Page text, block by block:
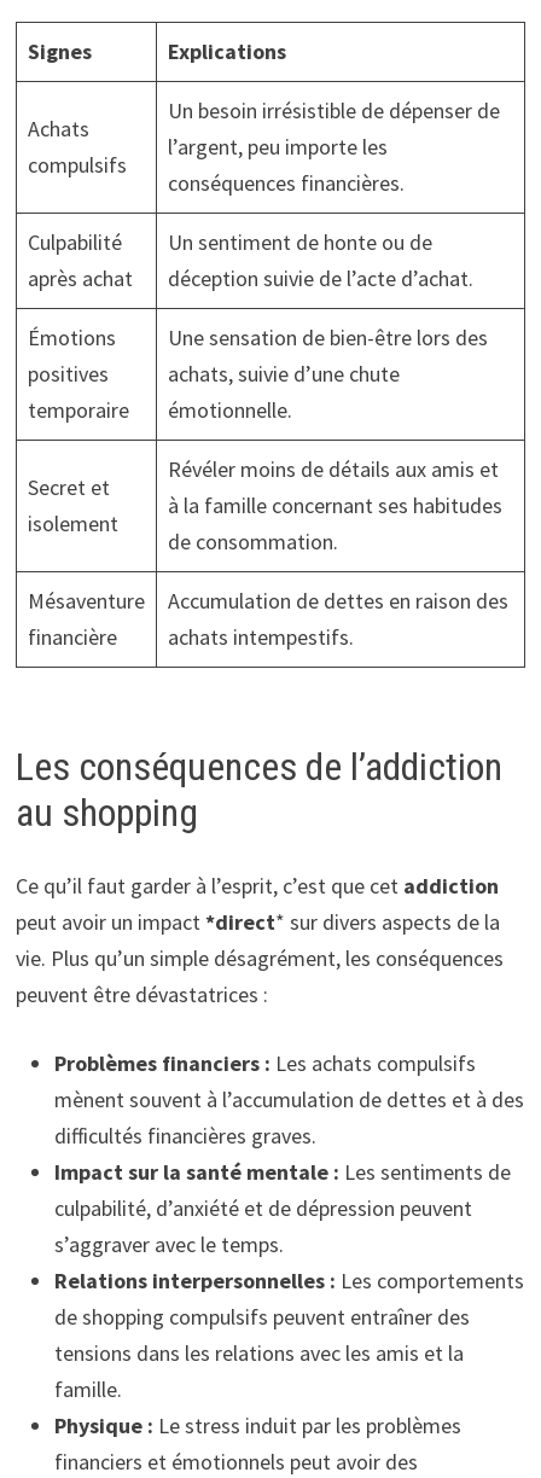
Signes Explications
Achats
compulsifs
Un besoin irrésistible de dépenser de
l’argent, peu importe les
conséquences financières.
Culpabilité
après achat
Un sentiment de honte ou de
déception suivie de l’acte d’achat.
Émotions
positives
temporaire
Une sensation de bien-être lors des
achats, suivie d’une chute
émotionnelle.
Secret et
isolement
Révéler moins de détails aux amis et
à la famille concernant ses habitudes
de consommation.
Mésaventure
financière
Accumulation de dettes en raison des
achats intempestifs.
Les conséquences de l’addiction
au shopping
Ce qu’il faut garder à l’esprit, c’est que cet addiction
peut avoir un impact*direct* sur divers aspects de la
vie. Plus qu’un simple désagrément, les conséquences
peuvent être dévastatrices :
Problèmes financiers : Les achats compulsifs
mènent souvent à l’accumulation de dettes et à des
difficultés financières graves.
Impact sur la santé mentale : Les sentiments de
culpabilité, d’anxiété et de dépression peuvent
s’aggraver avec le temps.
Relations interpersonnelles : Les comportements
de shopping compulsifs peuvent entraîner des
tensions dans les relations avec les amis et la
famille.
Physique : Le stress induit par les problèmes
financiers et émotionnels peut avoir des